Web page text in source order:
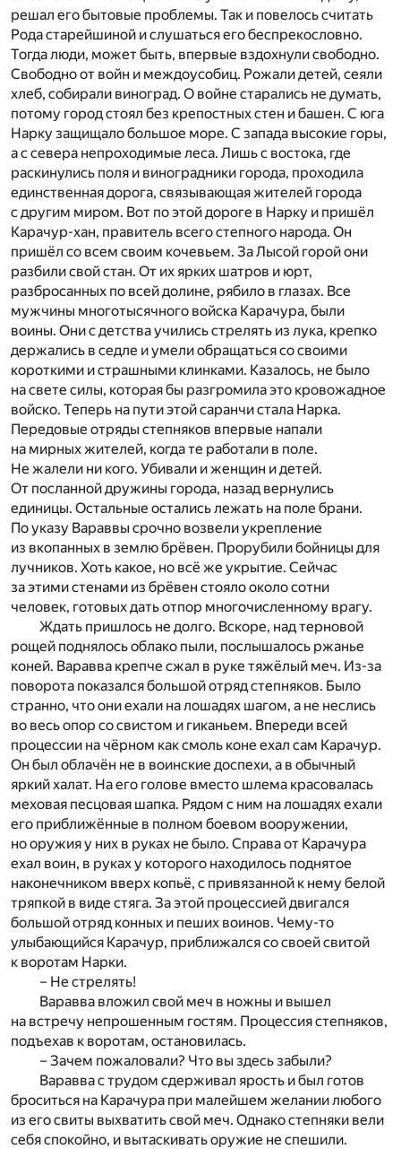
решал его бытовые проблемы. Так и повелось считать
Рода старейшиной и слушаться его беспрекословно.
Тогда люди, может быть, впервые вздохнули свободно.
Свободно от войн и междоусобиц. Рожали детей, сеяли
хлеб, собирали виноград. О войне старались не думать,
потому город стоял без крепостных стен и башен. С юга
Нарку защищало большое море. С запада высокие горы,
а с севера непроходимые леса. Лишь с востока, где
раскинулись поля и виноградники города, проходила
единственная дорога, связывающая жителей города
с другим миром. Вот по этой дороге в Нарку и пришёл
Карачур-хан, правитель всего степного народа. Он
пришёл со всем своим кочевьем. За Лысой горой они
разбили свой стан. От их ярких шатров и юрт,
разбросанных по всей долине, рябило в глазах. Все
мужчины многотысячного войска Карачура, были
воины. Они с детства учились стрелять из лука, крепко
держались в седле и умели обращаться со своими
короткими и страшными клинками. Казалось, не было
на свете силы, которая бы разгромила это кровожадное
войско. Теперь на пути этой саранчи стала Нарка.
Передовые отряды степняков впервые напали
на мирных жителей, когда те работали в поле.
Не жалели ни кого. Убивали и женщин и детей.
От посланной дружины города, назад вернулись
единицы. Остальные остались лежать на поле брани.
По указу Вараввы срочно возвели укрепление
из вкопанных в землю брёвен. Прорубили бойницы для
лучников. Хоть какое, но всё же укрытие. Сейчас
за этими стенами из брёвен стояло около сотни
человек, готовых дать отпор многочисленному врагу.
Ждать пришлось не долго. Вскоре, над терновой
рощей поднялось облако пыли, послышалось ржанье
коней. Варавва крепче сжал в руке тяжёлый меч. Из-за
поворота показался большой отряд степняков. Было
странно, что они ехали на лошадях шагом, а не неслись
во весь опор со свистом и гиканьем. Впереди всей
процессии на чёрном как смоль коне ехал сам Карачур.
Он был облачён не в воинские доспехи, а в обычный
яркий халат. На его голове вместо шлема красовалась
меховая песцовая шапка. Рядом с ним на лошадях ехали
его приближённые в полном боевом вооружении,
но оружия у них в руках не было. Справа от Карачура
ехал воин, в руках у которого находилось поднятое
наконечником вверх копьё, с привязанной к нему белой
тряпкой в виде стяга. За этой процессией двигался
большой отряд конных и пеших воинов. Чему-то
улыбающийся Карачур, приближался со своей свитой
к воротам Нарки.
– Не стрелять!
Варавва вложил свой меч в ножны и вышел
на встречу непрошенным гостям. Процессия степняков,
подъехав к воротам, остановилась.
– Зачем пожаловали? Что вы здесь забыли?
Варавва с трудом сдерживал ярость и был готов
броситься на Карачура при малейшем желании любого
из его свиты выхватить свой меч. Однако степняки вели
себя спокойно, и вытаскивать оружие не спешили.